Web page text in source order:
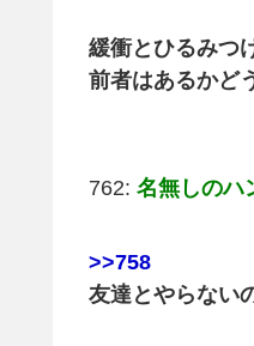
緩衝とひるみつ
前者はあるかど
762: 名無しのハ
>>758
友達とやらない